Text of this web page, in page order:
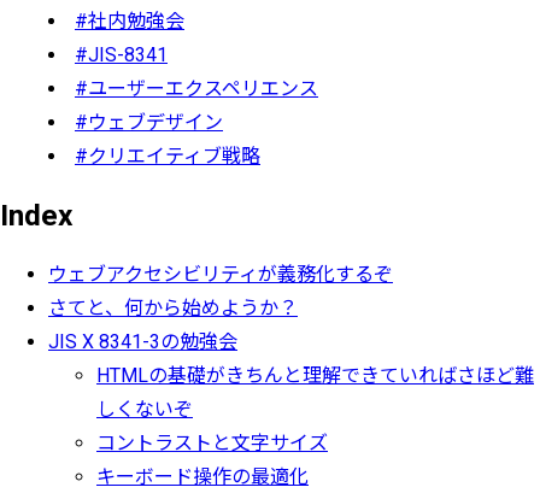
#社内勉強会
#JIS-8341
#ユーザーエクスペリエンス
#ウェブデザイン
#クリエイティブ戦略
Index
ウェブアクセシビリティが義務化するぞ
さてと、何から始めようか？
JIS X 8341-3の勉強会
HTMLの基礎がきちんと理解できていればさほど難
しくないぞ
コントラストと文字サイズ
キーボード操作の最適化